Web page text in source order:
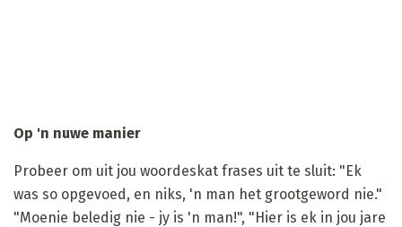
Op 'n nuwe manier
Probeer om uit jou woordeskat frases uit te sluit: "Ek
was so opgevoed, en niks, 'n man het grootgeword nie."
"Moenie beledig nie - jy is 'n man!", "Hier is ek in jou jare